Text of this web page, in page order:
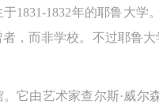
1831-1832年的耶鲁大
，而非学校。不过耶鲁大
它由艺术家查尔斯·威尔
动）的涉及本人的图像、
的作品）提交中央美术学
机构和平台，在中央美术
动）的涉及本人的图像、
的作品）提交中央美术学
机构和平台，在中央美术
动）的涉及本人的图像、
的作品）提交中央美术学
机构和平台，在中央美术
验证码